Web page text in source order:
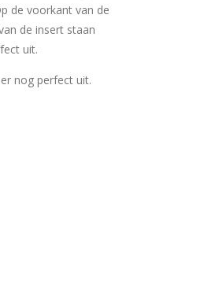
de voorkant van de
de insert staan
uit.
nog perfect uit.